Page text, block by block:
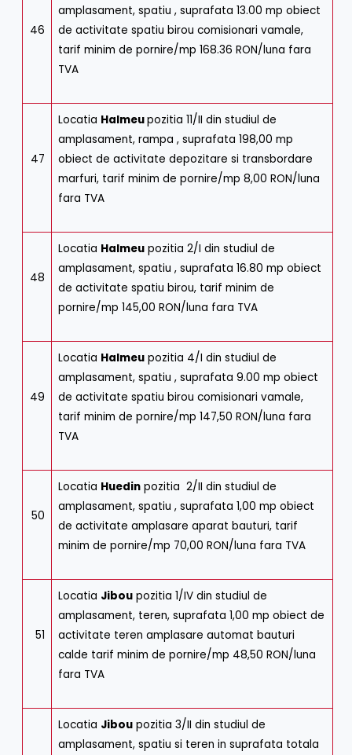
46
amplasament, spatiu , suprafata 13.00 mp obiect
de activitate spatiu birou comisionari vamale,
tarif minim de pornire/mp 168.36 RON/luna fara
TVA
47
Locatia Halmeupozitia 11/II din studiul de
amplasament, rampa , suprafata 198,00 mp
obiect de activitate depozitare si transbordare
marfuri, tarif minim de pornire/mp 8,00 RON/luna
fara TVA
48
Locatia Halmeu pozitia 2/I din studiul de
amplasament, spatiu , suprafata 16.80 mp obiect
de activitate spatiu birou, tarif minim de
pornire/mp 145,00 RON/luna fara TVA
49
Locatia Halmeu pozitia 4/I din studiul de
amplasament, spatiu , suprafata 9.00 mp obiect
de activitate spatiu birou comisionari vamale,
tarif minim de pornire/mp 147,50 RON/luna fara
TVA
50
Locatia Huedin pozitia 2/II din studiul de
amplasament, spatiu , suprafata 1,00 mp obiect
de activitate amplasare aparat bauturi, tarif
minim de pornire/mp 70,00 RON/luna fara TVA
51
Locatia Jibou pozitia 1/IV din studiul de
amplasament, teren, suprafata 1,00 mp obiect de
activitate teren amplasare automat bauturi
calde tarif minim de pornire/mp 48,50 RON/luna
fara TVA
Locatia Jibou pozitia 3/II din studiul de
amplasament, spatiu si teren in suprafata totala